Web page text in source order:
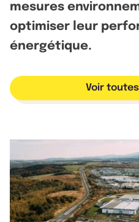
mesures
optimiser leur
énergétique.
Voir toutes